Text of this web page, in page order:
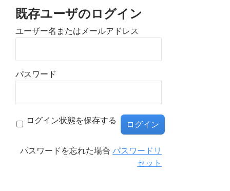
既存ユーザのログイン
ユーザー名またはメールアドレス
パスワード
ログイン状態を保存する
パスワードを忘れた場合パスワードリ
セット